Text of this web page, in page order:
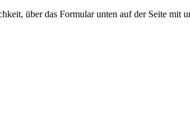
über das Formular unten auf der Seite mit